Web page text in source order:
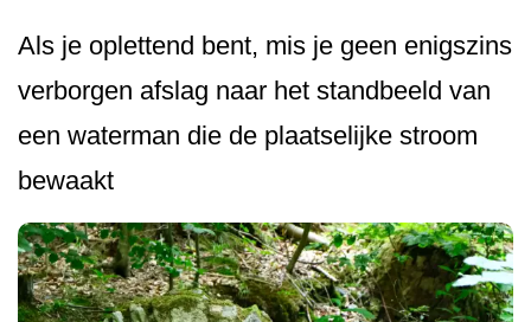
Als je oplettend bent, mis je geen enigszins
verborgen afslag naar het standbeeld van
een waterman die de plaatselijke stroom
bewaakt